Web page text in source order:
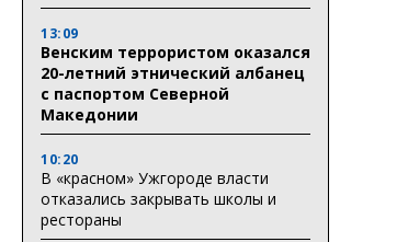
13:09
Венским террористом оказался
20-летний этнический албанец
с паспортом Северной
Македонии
10:20
В «красном» Ужгороде власти
отказались закрывать школы и
рестораны